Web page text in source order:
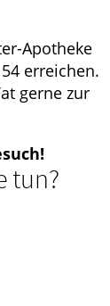
Apotheke
erreichen.
gerne zur
tun?